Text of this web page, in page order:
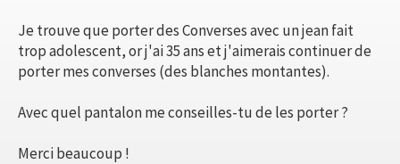
Je trouve que porter des Converses avec un jean fait
trop adolescent, or j'ai 35 ans et j'aimerais continuer de
porter mes converses (des blanches montantes).
Avec quel pantalon me conseilles-tu de les porter ?
Merci beaucoup !